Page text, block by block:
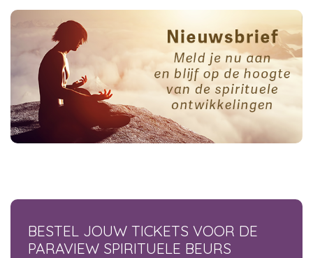
BESTEL JOUW TICKETS VOOR DE
PARAVIEW SPIRITUELE BEURS